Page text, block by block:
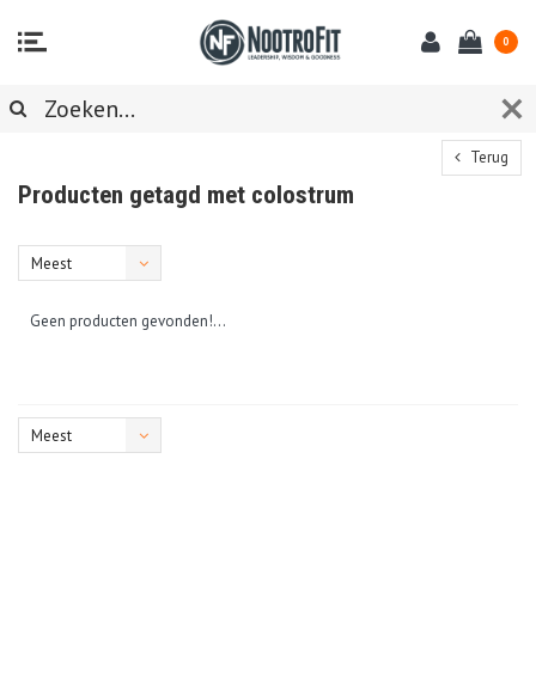
0
Terug
Producten getagd met colostrum
Meest
Geen producten gevonden!...
Meest